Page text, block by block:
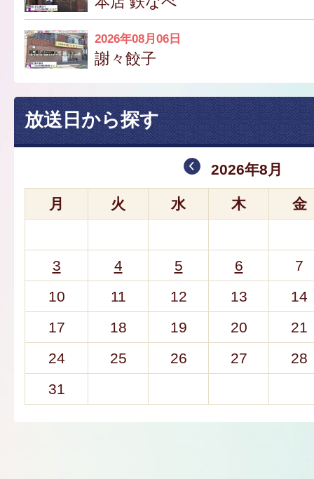
2026年08月06日
謝々餃子
放送日から探す
2026年8月
月 火 水 木 金
3 4 5 6
7
10
11 12 13
14
17
18 19 20
21
24
25 26 27
28
31